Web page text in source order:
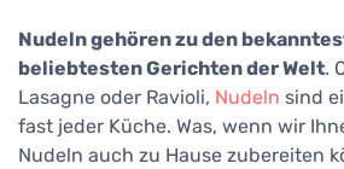
Nudeln gehören zu den
beliebtesten Gerichten der Welt.
Lasagne oder Ravioli, Nudeln sind
fast jeder Küche. Was, wenn wir
Nudeln auch zu Hause zubereiten